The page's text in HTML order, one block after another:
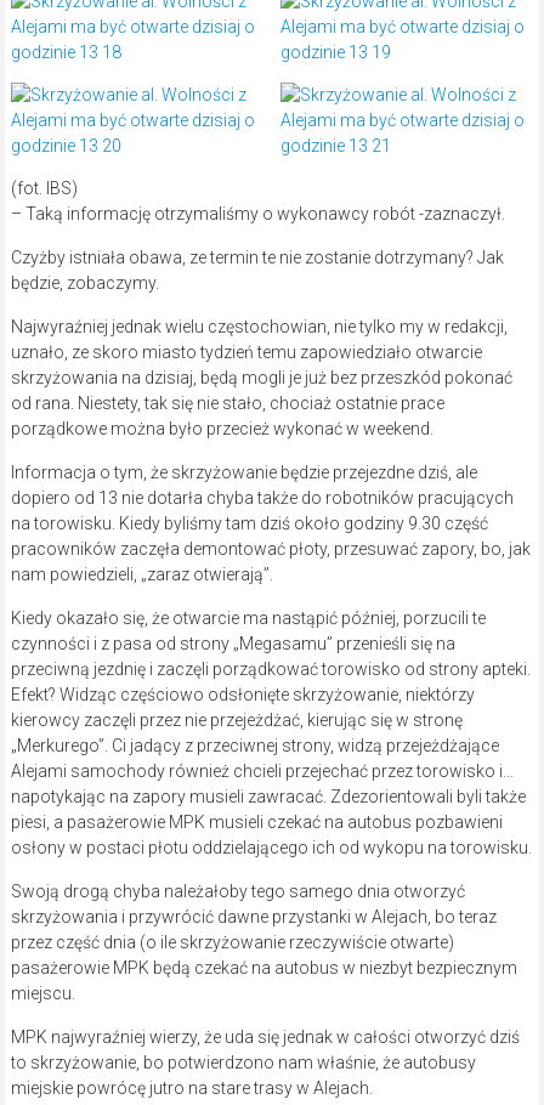
(fot. IBS)
– Taką informację otrzymaliśmy o wykonawcy robót -zaznaczył.
Czyżby istniała obawa, ze termin te nie zostanie dotrzymany? Jak
będzie, zobaczymy.
Najwyraźniej jednak wielu częstochowian, nie tylko my w redakcji,
uznało, ze skoro miasto tydzień temu zapowiedziało otwarcie
skrzyżowania na dzisiaj, będą mogli je już bez przeszkód pokonać
od rana. Niestety, tak się nie stało, chociaż ostatnie prace
porządkowe można było przecież wykonać w weekend.
Informacja o tym, że skrzyżowanie będzie przejezdne dziś, ale
dopiero od 13 nie dotarła chyba także do robotników pracujących
na torowisku. Kiedy byliśmy tam dziś około godziny 9.30 część
pracowników zaczęła demontować płoty, przesuwać zapory, bo, jak
nam powiedzieli, „zaraz otwierają”.
Kiedy okazało się, że otwarcie ma nastąpić później, porzucili te
czynności i z pasa od strony „Megasamu” przenieśli się na
przeciwną jezdnię i zaczęli porządkować torowisko od strony apteki.
Efekt? Widząc częściowo odsłonięte skrzyżowanie, niektórzy
kierowcy zaczęli przez nie przejeżdżać, kierując się w stronę
„Merkurego”. Ci jadący z przeciwnej strony, widzą przejeżdżające
Alejami samochody również chcieli przejechać przez torowisko i…
napotykając na zapory musieli zawracać. Zdezorientowali byli także
piesi, a pasażerowie MPK musieli czekać na autobus pozbawieni
osłony w postaci płotu oddzielającego ich od wykopu na torowisku.
Swoją drogą chyba należałoby tego samego dnia otworzyć
skrzyżowania i przywrócić dawne przystanki w Alejach, bo teraz
przez część dnia (o ile skrzyżowanie rzeczywiście otwarte)
pasażerowie MPK będą czekać na autobus w niezbyt bezpiecznym
miejscu.
MPK najwyraźniej wierzy, że uda się jednak w całości otworzyć dziś
to skrzyżowanie, bo potwierdzono nam właśnie, że autobusy
miejskie powrócę jutro na stare trasy w Alejach.